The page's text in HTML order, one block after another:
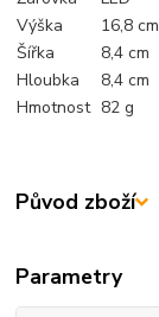
Výška
16,8 cm
Šířka
8,4 cm
Hloubka
8,4 cm
Hmotnost 82 g
Původ zboží
Parametry